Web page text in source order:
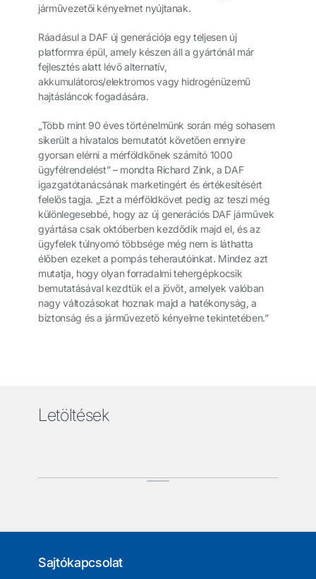
járművezetői kényelmet nyújtanak.
Ráadásul a DAF új generációja egy teljesen új
platformra épül, amely készen áll a gyártónál már
fejlesztés alatt lévő alternatív,
akkumulátoros/elektromos vagy hidrogénüzemű
hajtásláncok fogadására.
„Több mint 90 éves történelmünk során még sohasem
sikerült a hivatalos bemutatót követően ennyire
gyorsan elérni a mérföldkőnek számító 1000
ügyfélrendelést” – mondta Richard Zink, a DAF
igazgatótanácsának marketingért és értékesítésért
felelős tagja. „Ezt a mérföldkövet pedig az teszi még
különlegesebbé, hogy az új generációs DAF járművek
gyártása csak októberben kezdődik majd el, és az
ügyfelek túlnyomó többsége még nem is láthatta
élőben ezeket a pompás teherautóinkat. Mindez azt
mutatja, hogy olyan forradalmi tehergépkocsik
bemutatásával kezdtük el a jövőt, amelyek valóban
nagy változásokat hoznak majd a hatékonyság, a
biztonság és a járművezető kényelme tekintetében.”
Letöltések
Sajtókapcsolat